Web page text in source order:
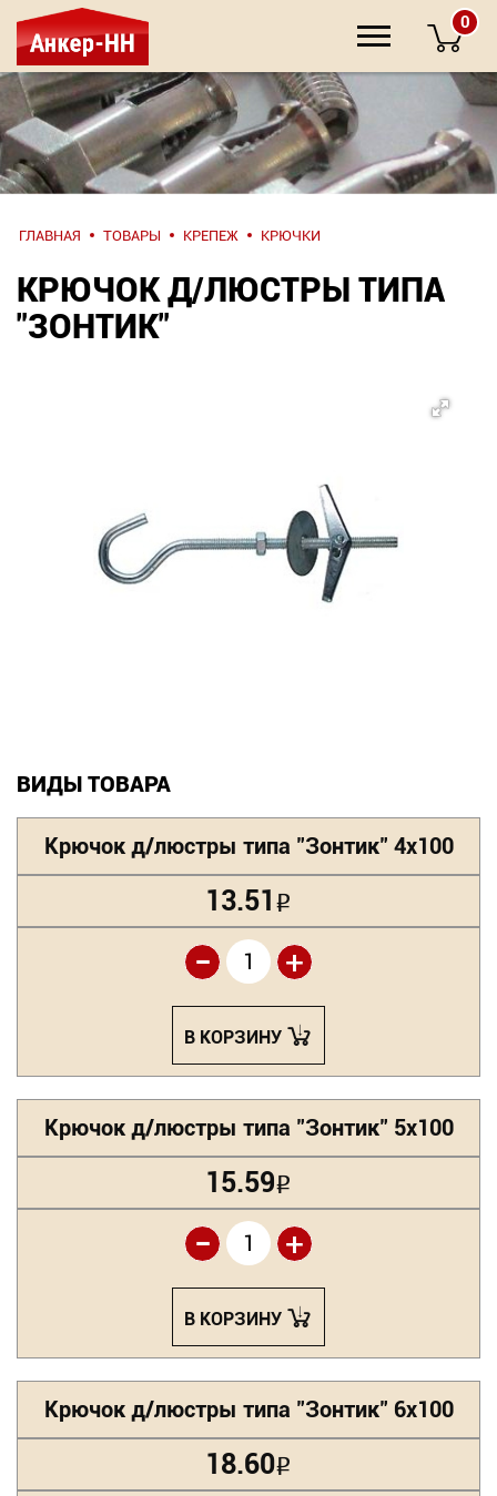
НАПИШИТЕ
О компании
Документация
+7
(831)
01-
0
ГЛАВНАЯ ТОВАРЫ КРЕПЕЖ КРЮЧКИ
КРЮЧОК Д/ЛЮСТРЫ ТИПА
"ЗОНТИК"
ВИДЫ ТОВАРА
Крючок д/люстры типа "Зонтик" 4х100
13.51 Р
+
-
В КОРЗИНУ
Крючок д/люстры типа "Зонтик" 5х100
15.59Р
+
-
В КОРЗИНУ
Крючок д/люстры типа "Зонтик" 6х100
18.60Р